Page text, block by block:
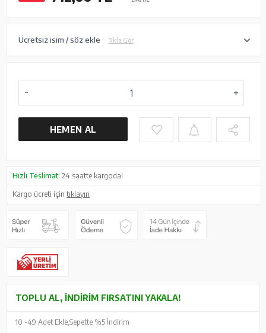
Ücretsiz isim / söz ekle Tıkla Gör
HEMEN AL
Hızlı Teslimat: 24 saatte kargoda!
Kargo ücreti içintıklayın
TOPLU AL, İNDIRIM FIRSATINI YAKALA!
10 -49 Adet Ekle, Sepette %5 İndirim